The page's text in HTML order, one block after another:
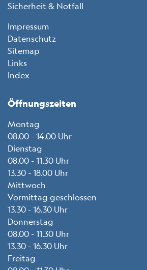
Sicherheit & Notfall
Toolbar
Impressum
Datenschutz
Sitemap
Links
Index
Öffnungszeiten
Montag
08.00 - 14.00 Uhr
Dienstag
08.00 - 11.30 Uhr
13.30 - 18.00 Uhr
Mittwoch
Vormittag geschlossen
13.30 - 16.30 Uhr
Donnerstag
08.00 - 11.30 Uhr
13.30 - 16.30 Uhr
Freitag